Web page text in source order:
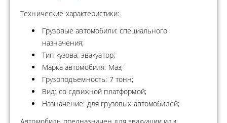
Технические характеристики:
Грузовые автомобили: специального
назначения;
Тип кузова: эвакуатор;
Марка автомобиля: Маз;
Грузоподъемность: 7 тонн;
Вид: со сдвижной платформой;
Назначение: для грузовых автомобилей;
Автомобиль предназначен для эвакуации или